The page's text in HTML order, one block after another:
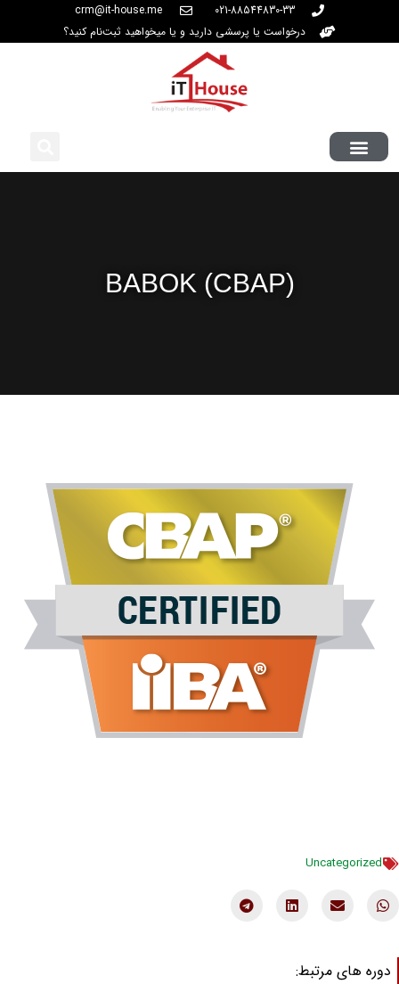
021-88544830-33
crm@it-house.me
درخواست یا پرسشی دارید و یا میخواهید ثبت‌نام کنید؟
BABOK (CBAP)
Uncategorized
های مرتبط: